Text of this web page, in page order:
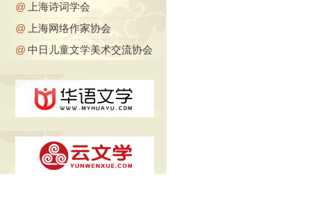
@
上海诗词学会
@
上海网络作家协会
@ 中日儿童文学美术交流协会